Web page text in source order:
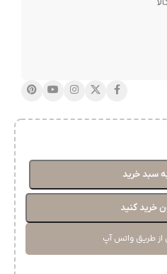
سبد خرید
خرید کنید
طریق واتس آپ